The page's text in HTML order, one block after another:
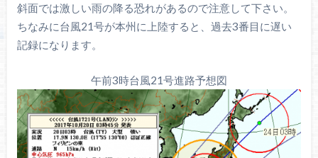
斜面では激しい雨の降る恐れがあるので注意して下さい。
ちなみに台風21号が本州に上陸すると、過去3番目に遅い
記録になります。
午前3時台風21号進路予想図